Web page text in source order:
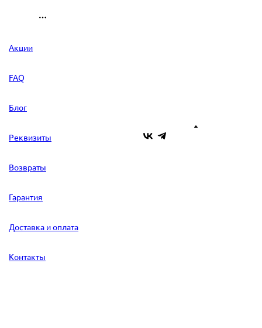
Акции
FAQ
Блог
Реквизиты
Возвраты
Гарантия
Доставка и оплата
Контакты